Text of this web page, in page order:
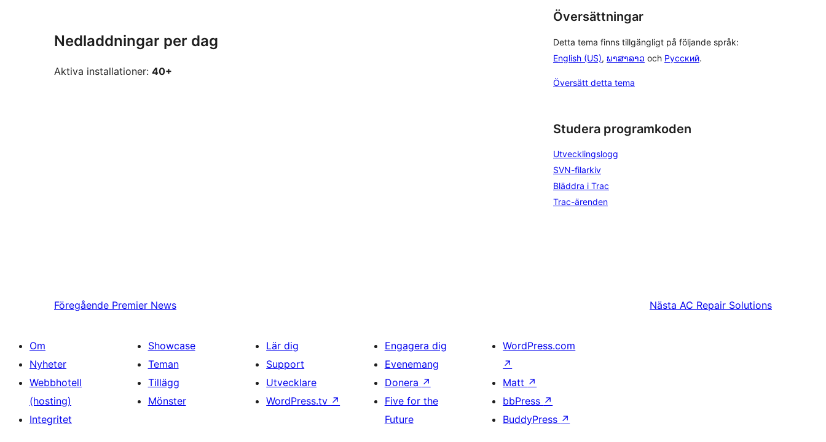
Nedladdningar per dag
Aktiva installationer: 40+
Översättningar
Detta tema finns tillgängligt på följande språk:
English (US), ພາສາລາວ och Русский.
Översätt detta tema
Studera programkoden
Utvecklingslogg
SVN-filarkiv
Bläddra i Trac
Trac-ärenden
Föregående Premier News Nästa AC Repair Solutions
Om
Nyheter
Webbhotell
(hosting)
Integritet
Showcase
Teman
Tillägg
Mönster
Lär dig
Support
Utvecklare
WordPress.tv ↗
Engagera dig
Evenemang
Donera ↗
Five for the
Future
WordPress.com
↗
Matt ↗
bbPress ↗
BuddyPress ↗